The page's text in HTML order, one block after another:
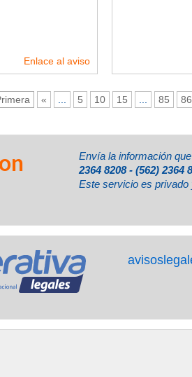
Enlace al aviso
« 5 10 15 85 86
Envía la información
2364 8208 - (562) 2364
Este servicio es privado